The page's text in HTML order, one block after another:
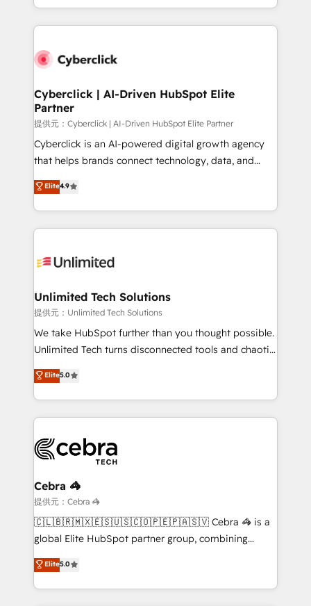
ventaja que nadie más tiene. No es teoría: somos
Partner Elite con +700 implementaciones en LATAM.
solutions to complex GTM and RevOps challenges.
Our Expertise 🔹 Onboarding & Implementation:
tailored to your GTM motion. 🔹 Migrations:
from other CRMs to HubSpot without data loss or
downtime. 🔹 RevOps Strategy: Align teams,
processes, and data to drive revenue efficiency. 🔹
Integrations: Connect HubSpot with your tech stack
for better adoption. 🔹 Custom Solutions: Build
SOC 2 Type II and ISO 27001 certified, reinforcing
our commitment to data security and compliance. At
Cyberclick | AI-Driven HubSpot Elite
Partner
提供元：Cyberclick | AI-Driven HubSpot Elite Partner
Cyberclick is an AI-powered digital growth agency
that helps brands connect technology, data, and
creativity to achieve measurable results. Founded in
Barcelona and operating across Spain, LATAM, and
the UK, we support global companies in building
smarter marketing, sales, and customer success
Iberia (Spain & Portugal), we combine human insight
growth. Our multidisciplinary team designs solutions
that simplify complexity, boost performance, and
turn innovation into real impact. 🌍 Highlights •
HubSpot Partner since 2012 • 2022 EMEA Impact
projects • Clients in 30+ industries • Proprietary
technology for integrations • Multilingual team:
Elite4.9
Unlimited Tech Solutions
提供元：Unlimited Tech Solutions
We take HubSpot further than you thought possible.
Unlimited Tech turns disconnected tools and chaotic
processes into a seamless, high-performing revenue
engine. We combine RevOps strategy with deep
technical execution to help teams scale faster—with
cleaner data, smarter automation, and more
Implementation & Migration · Native & Custom
Reporting & Analytics · GTM Architecture · Sales &
Marketing Enablement If you’re ready to elevate
HubSpot from “just your CRM” to your growth
infrastructure—let’s talk.
Elite5.0
Cebra 🦓
提供元：Cebra 🦓
🇨🇱🇧🇷🇲🇽🇪🇸🇺🇸🇨🇴🇵🇪🇵🇦🇸🇻 Cebra 🦓 is a
global Elite HubSpot partner group, combining
technology, marketing and media expertise across
Latin America and Southern Europe, with teams
across 9 countries. Born in Chile, we combine local
Elite5.0